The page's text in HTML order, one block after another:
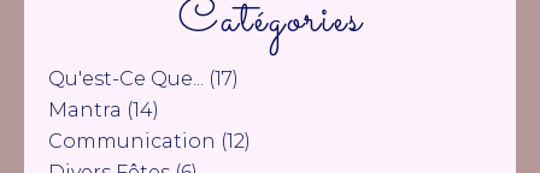
Catégories
Qu'est-Ce Que... (17)
Mantra (14)
Communication (12)